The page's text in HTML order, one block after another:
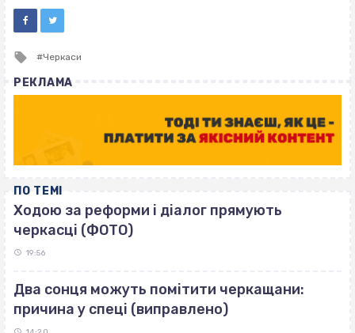
Tagged
Черкаси
РЕКЛАМА
ПО ТЕМІ
Ходою за реформи і діалог прямують
черкасці (ФОТО)
19:56
Два сонця можуть помітити черкащани:
причина у спеці (виправлено)